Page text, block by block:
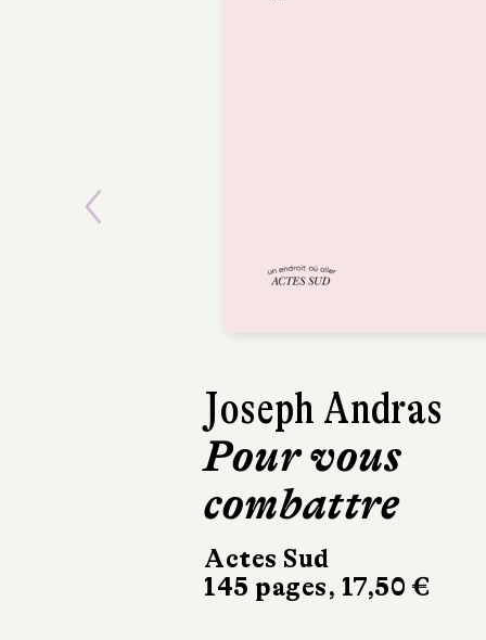
Mateo
Buck &
Buchet Chastel
Previous